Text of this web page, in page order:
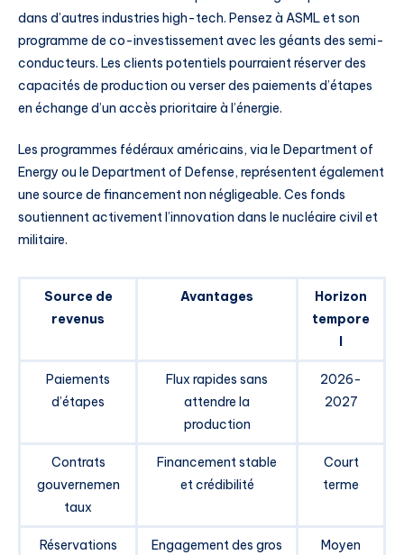
dans d’autres industries high-tech. Pensez à ASML et son
programme de co-investissement avec les géants des semi-
conducteurs. Les clients potentiels pourraient réserver des
capacités de production ou verser des paiements d’étapes
en échange d’un accès prioritaire à l’énergie.
Les programmes fédéraux américains, via le Department of
Energy ou le Department of Defense, représentent également
une source de financement non négligeable. Ces fonds
soutiennent activement l’innovation dans le nucléaire civil et
militaire.
Source de
revenus
Avantages
Horizon
tempore
Paiements
d’étapes
Flux rapides sans
attendre la
production
2026-
2027
Contrats
gouvernemen
taux
Financement stable
et crédibilité
Court
terme
Réservations
Engagement des gros
Moyen